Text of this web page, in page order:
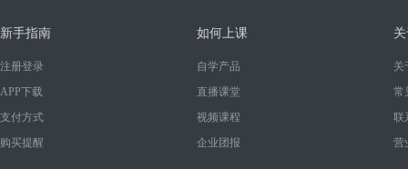
新手指南
注册登录
APP下载
支付方式
购买提醒
如何上课
自学产品
直播课堂
视频课程
企业团报
关
常
联
营